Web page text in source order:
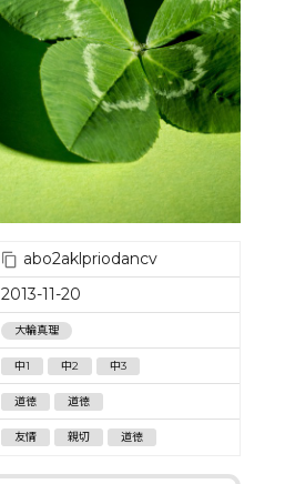
abo2aklpriodancv
2013-11-20
大輪真理
中1 中2 中3
道徳 道徳
友情 親切 道徳